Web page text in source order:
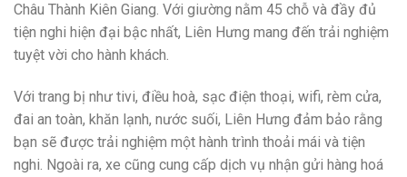
Châu Thành Kiên Giang. Với giường nằm 45 chỗ và đầy đủ
tiện nghi hiện đại bậc nhất, Liên Hưng mang đến trải nghiệm
tuyệt vời cho hành khách.
Với trang bị như tivi, điều hoà, sạc điện thoại, wifi, rèm cửa,
đai an toàn, khăn lạnh, nước suối, Liên Hưng đảm bảo rằng
bạn sẽ được trải nghiệm một hành trình thoải mái và tiện
nghi. Ngoài ra, xe cũng cung cấp dịch vụ nhận gửi hàng hoá